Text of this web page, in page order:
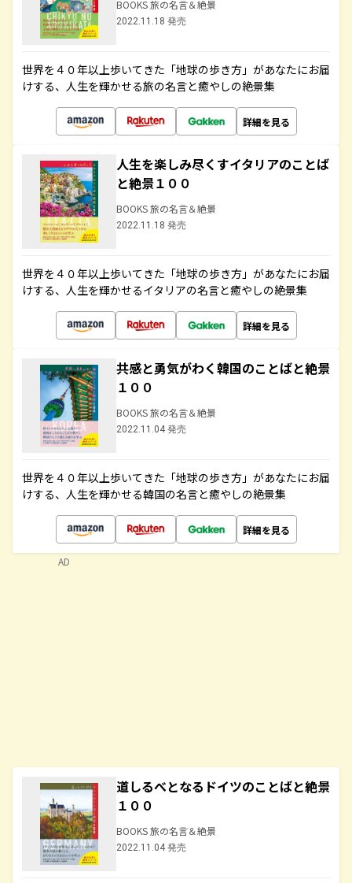
BOOKS 旅の名言＆絶景
2022.11.18 発売
世界を４０年以上歩いてきた「地球の歩き方」があなたにお届
けする、人生を輝かせる旅の名言と癒やしの絶景集
詳細を見る
人生を楽しみ尽くすイタリアのことば
と絶景１００
BOOKS 旅の名言＆絶景
2022.11.18 発売
世界を４０年以上歩いてきた「地球の歩き方」があなたにお届
けする、人生を輝かせるイタリアの名言と癒やしの絶景集
詳細を見る
共感と勇気がわく韓国のことばと絶景
１００
BOOKS 旅の名言＆絶景
2022.11.04 発売
世界を４０年以上歩いてきた「地球の歩き方」があなたにお届
けする、人生を輝かせる韓国の名言と癒やしの絶景集
詳細を見る
道しるべとなるドイツのことばと絶景
１００
BOOKS 旅の名言＆絶景
2022.11.04 発売
AD